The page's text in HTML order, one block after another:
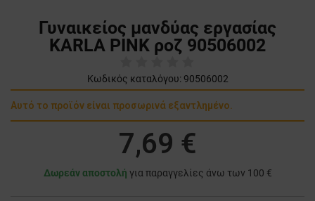
Γυναικείος μανδύας εργασίας
KARLA PINK ροζ 90506002
Κωδικός καταλόγου: 90506002
Αυτό το προϊόν είναι προσωρινά εξαντλημένο.
7,69 €
Δωρεάν αποστολή για παραγγελίες άνω των 100 €